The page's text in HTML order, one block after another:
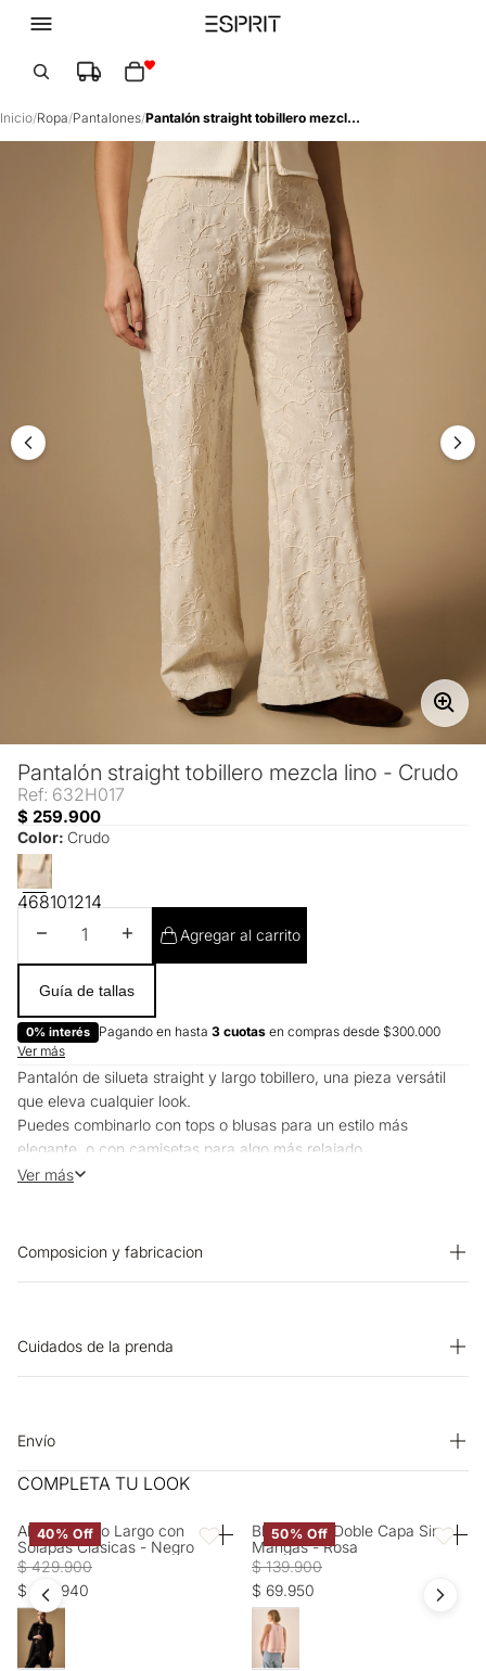
Inicio/Ropa/Pantalones/ Pantalón straight tobillero mezcla lino - Crudo
Pantalón straight tobillero mezcla lino - Crudo
Ref: 632H017
$ 259.900
Color: Crudo
468101214
Disminuir cantidadAumentar cantidad
Agregar al carrito
Guía de tallas
0% interés Pagando en hasta 3 cuotas en compras desde $300.000
Ver más
Pantalón de silueta straight y largo tobillero, una pieza versátil
que eleva cualquier look.
Puedes combinarlo con tops o blusas para un estilo más
elegante, o con camisetas para algo más relajado.
Funciona bien tanto para la oficina como para ocasiones más
Ver más
Composicion y fabricacion
Cuidados de la prenda
escurrimiento a la sombra. LAVADO: Lavar a mano. Temperatura
retorcer ni exprimir. OTROS: No remojar. PLANCHADO: No
Envío
Entrega estimada de 7 a 15 días hábiles
COMPLETA TU LOOK
40% Off Favoritos
Abrigo Negro Largo con
Solapas Clásicas - Negro
$ 429.900
$ 257.940
50% Off
Blusa Rosa Doble Capa Sin
Mangas - Rosa
$ 139.900
$ 69.950